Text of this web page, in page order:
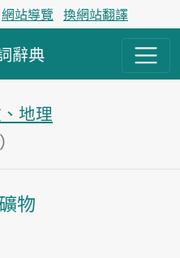
網站導覽 換網站翻譯
辭典
地理
內容區
物